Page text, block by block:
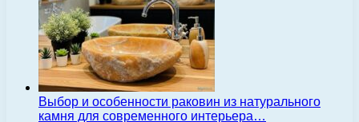
Выбор и особенности раковин из натурального
камня для современного интерьера…